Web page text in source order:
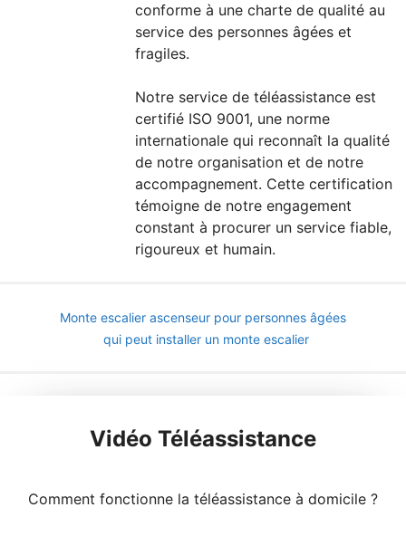
conforme à une charte de qualité au
service des personnes âgées et
fragiles.
Notre service de téléassistance est
certifié ISO 9001, une norme
internationale qui reconnaît la qualité
de notre organisation et de notre
accompagnement. Cette certification
témoigne de notre engagement
constant à procurer un service fiable,
rigoureux et humain.
Monte escalier ascenseur pour personnes âgées
qui peut installer un monte escalier
Vidéo Téléassistance
Comment fonctionne la téléassistance à domicile ?